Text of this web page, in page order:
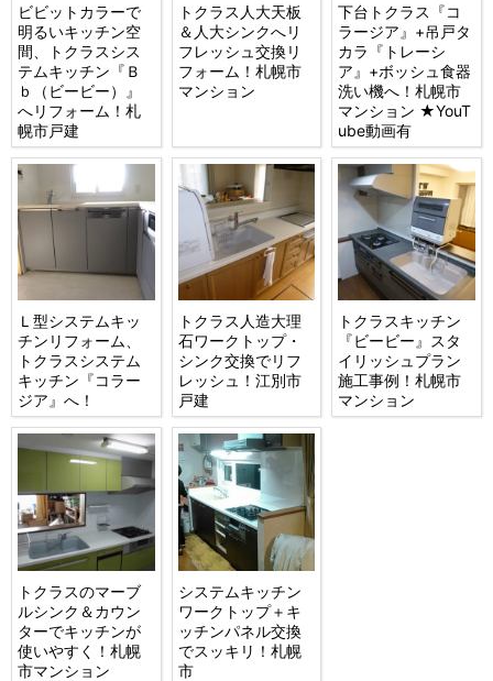
ビビットカラーで
明るいキッチン空
間、トクラスシス
テムキッチン『Ｂ
ｂ（ビービー）』
へリフォーム！札
幌市戸建
トクラス人大天板
＆人大シンクへリ
フレッシュ交換リ
フォーム！札幌市
マンション
下台トクラス『コ
ラージア』+吊戸タ
カラ『トレーシ
ア』+ボッシュ食器
洗い機へ！札幌市
マンション ★YouT
ube動画有
Ｌ型システムキッ
チンリフォーム、
トクラスシステム
キッチン『コラー
ジア』へ！
トクラス人造大理
石ワークトップ・
シンク交換でリフ
レッシュ！江別市
戸建
トクラスキッチン
『ビービー』スタ
イリッシュプラン
施工事例！札幌市
マンション
トクラスのマーブ
ルシンク＆カウン
ターでキッチンが
使いやすく！札幌
市マンション
システムキッチン
ワークトップ＋キ
ッチンパネル交換
でスッキリ！札幌
市